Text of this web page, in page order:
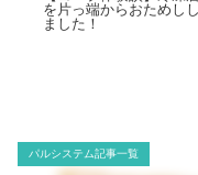
【食品添加物？】発
パルシステム記事一覧